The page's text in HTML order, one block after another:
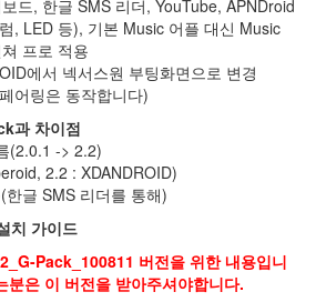
드, 한글 SMS 리더, YouTube, APNDroid
, LED 등), 기본 Music 어플 대신 Music
프로 적용
에서 넥서스원 부팅화면으로 변경
어링은 동작합니다)
과 차이점
(2.0.1 -> 2.2)
2.2 : XDANDROID)
글 SMS 리더를 통해)
치 가이드
Pack_100811 버전을 위한 내용입니
분은 이 버전을 받아주셔야합니다.